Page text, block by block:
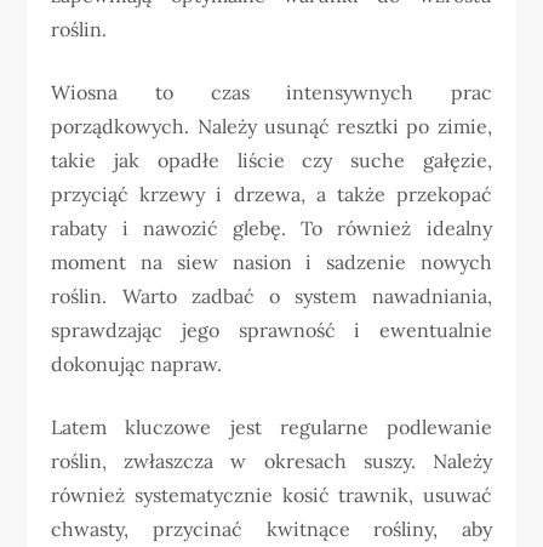
roślin.
Wiosna to czas intensywnych prac
porządkowych. Należy usunąć resztki po zimie,
takie jak opadłe liście czy suche gałęzie,
przyciąć krzewy i drzewa, a także przekopać
rabaty i nawozić glebę. To również idealny
moment na siew nasion i sadzenie nowych
roślin. Warto zadbać o system nawadniania,
sprawdzając jego sprawność i ewentualnie
dokonując napraw.
Latem kluczowe jest regularne podlewanie
roślin, zwłaszcza w okresach suszy. Należy
również systematycznie kosić trawnik, usuwać
chwasty, przycinać kwitnące rośliny, aby